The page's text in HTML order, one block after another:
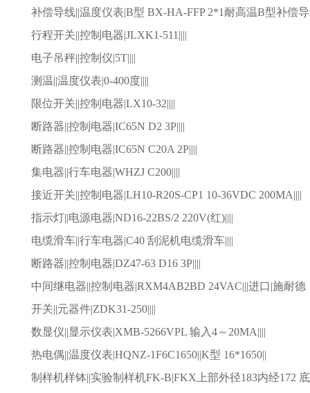
补偿导线||温度仪表|B型 BX-HA-FFP 2*1耐高温B型补偿
行程开关||控制电器|JLXK1-511||||
电子吊秤||控制仪|5T||||
测温||温度仪表|0-400度||||
限位开关||控制电器|LX10-32||||
断路器||控制电器|IC65N D2 3P||||
断路器||控制电器|IC65N C20A 2P||||
集电器||行车电器|WHZJ C200||||
接近开关||控制电器|LH10-R20S-CP1 10-36VDC 200MA||||
指示灯||电源电器|ND16-22BS/2 220V(红)||||
电缆滑车||行车电器|C40 刮泥机电缆滑车||||
断路器||控制电器|DZ47-63 D16 3P||||
中间继电器||控制电器|RXM4AB2BD 24VAC|||进口|施耐德
开关||元器件|ZDK31-250||||
数显仪||显示仪表|XMB-5266VPL 输入4～20MA||||
热电偶||温度仪表|HQNZ-1F6C1650||K型 16*1650||
制样机样钵||实验制样机FK-B|FKX上部外径183内经172